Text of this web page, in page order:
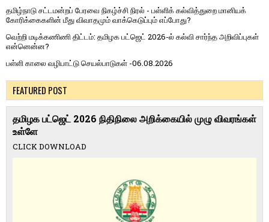
தமிழ்நாடு சட்டமன்றப் பேரவை நிகழ்ச்சி நிரல் - பள்ளிக் கல்வித்துறை மானியக்
கோரிக்கைகளின் மீது விவாதமும் வாக்கெடுப்பும் எப்போது?
வெற்றி மடிக்கணிணி திட்டம்: தமிழக பட்ஜெட் 2026-ல் கல்வி சார்ந்த அறிவிப்புகள்
என்னென்ன?
பள்ளி காலை வழிபாட்டு செயல்பாடுகள் -06.08.2026
FEATURED POST
தமிழக பட்ஜெட் 2026 நிதிநிலை அறிக்கையில் முழு விவரங்கள்
உள்ளே
CLICK DOWNLOAD